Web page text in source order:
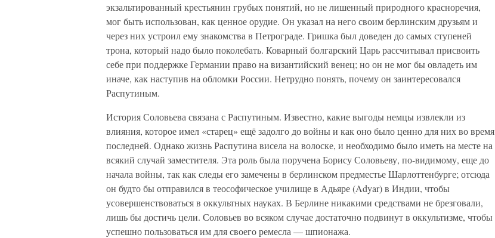
экзальтированный крестьянин грубых понятий, но не лишенный природного красноречия,
мог быть использован, как ценное орудие. Он указал на него своим берлинским друзьям и
через них устроил ему знакомства в Петрограде. Гришка был доведен до самых ступеней
трона, который надо было поколебать. Коварный болгарский Царь рассчитывал присвоить
себе при поддержке Германии право на византийский венец; но он не мог бы овладеть им
иначе, как наступив на обломки России. Нетрудно понять, почему он заинтересовался
Распутиным.
История Соловьева связана с Распутиным. Известно, какие выгоды немцы извлекли из
влияния, которое имел «старец» ещё задолго до войны и как оно было ценно для них во время
последней. Однако жизнь Распутина висела на волоске, и необходимо было иметь на месте на
всякий случай заместителя. Эта роль была поручена Борису Соловьеву, по-видимому, еще до
начала войны, так как следы его замечены в берлинском предместье Шарлоттенбурге; отсюда
он будто бы отправился в теософическое училище в Адьяре (Adyar) в Индии, чтобы
усовершенствоваться в оккультных науках. В Берлине никакими средствами не брезговали,
лишь бы достичь цели. Соловьев во всяком случае достаточно подвинут в оккультизме, чтобы
успешно пользоваться им для своего ремесла — шпионажа.